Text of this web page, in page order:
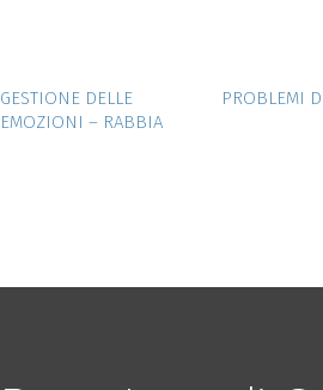
GESTIONE DELLE
EMOZIONI – RABBIA
PROBLEMI